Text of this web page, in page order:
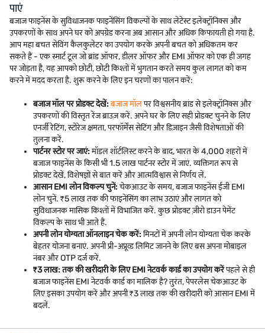
पाएं
बजाज फाइनेंस के सुविधाजनक फाइनेंसिंग विकल्पों के साथ लेटेस्ट इलेक्ट्रॉनिक्स और
उपकरणों के साथ अपने घर को अपग्रेड करना अब आसान और अधिक किफायती हो गया है.
आप महा बचत सेविंग कैलकुलेटर का उपयोग करके अपनी बचत को अधिकतम कर
सकते हैं - एक स्मार्ट टूल जो ब्रांड ऑफर, डीलर ऑफर और EMI ऑफर को एक ही जगह
पर जोड़ता है, यह आपको छोटी, छोटी किश्तों में भुगतान करते समय कुल लागत को कम
करने में मदद करता है. शुरू करने के लिए इन चरणों का पालन करें:
बजाज मॉल पर प्रोडक्ट देखें:बजाज मॉलपर विश्वसनीय ब्रांड से इलेक्ट्रॉनिक्स और
उपकरणों की विस्तृत रेंज ब्राउज़ करें. अपने घर के लिए सही प्रोडक्ट चुनने के लिए
एनर्जी रेटिंग, स्टोरेज क्षमता, परफॉर्मेंस सेटिंग और डिज़ाइन जैसी विशेषताओं की
तुलना करें.
पार्टनर स्टोर पर जाएं:मॉडल शॉर्टलिस्ट करने के बाद, भारत के 4,000 शहरों में
बजाज फाइनेंस के किसी भी 1.5 लाख पार्टनर स्टोर में जाएं. व्यक्तिगत रूप से
प्रोडक्ट देखें, विशेषज्ञों से बात करें और आत्मविश्वास से निर्णय लें.
आसान EMI लोन विकल्प चुनें:चेकआउट के समय, बजाज फाइनेंस ईजी EMI
लोन चुनें. ₹5 लाख तक की फाइनेंसिंग का लाभ उठाएं और लागत को
सुविधाजनक मासिक किश्तों में विभाजित करें. कुछ प्रोडक्ट ज़ीरो डाउन पेमेंट
विकल्प के साथ भी आते हैं.
अपनी लोन योग्यता ऑनलाइन चेक करें:मिनटों में अपनी लोन योग्यता चेक करके
बेहतर योजना बनाएं. अपनी प्री-अप्रूव्ड लिमिट जानने के लिए बस अपना मोबाइल
नंबर और OTP दर्ज करें.
₹3 लाख: तक की खरीदारी के लिए EMI नेटवर्क कार्ड का उपयोग करेंपहले से ही
बजाज फाइनेंस EMI नेटवर्क कार्ड का मालिक है? तुरंत, पेपरलेस चेकआउट के
लिए इसका उपयोग करें और अपनी ₹3 लाख तक की खरीदारी को आसान EMI में
बदलें.